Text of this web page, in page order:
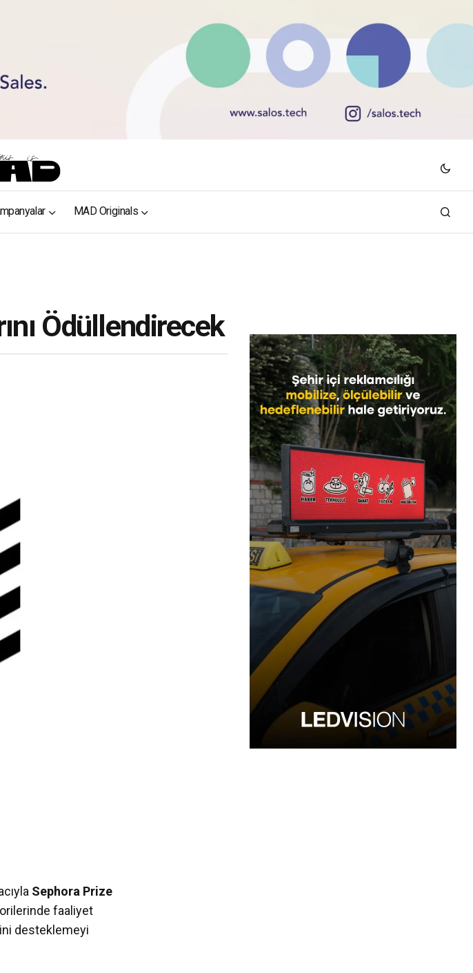
MAD Originals
Ödüllendirecek
Sephora Prize
faaliyet
desteklemeyi